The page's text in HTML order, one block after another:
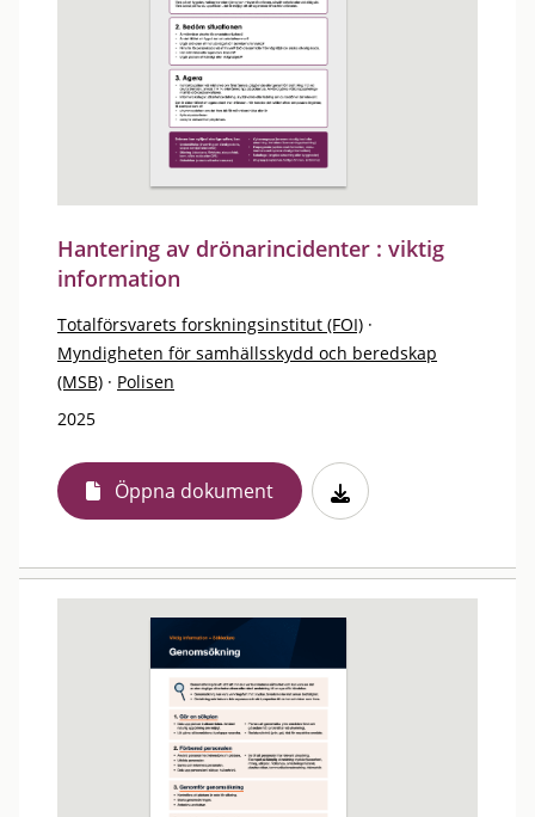
Hantering av drönarincidenter : viktig
information
Totalförsvarets forskningsinstitut (FOI) ·
Myndigheten för samhällsskydd och beredskap
(MSB) · Polisen
2025
Öppna dokument